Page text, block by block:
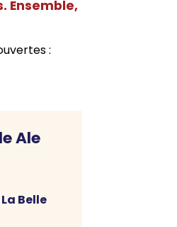
Ensemble,
:
Ale
Belle